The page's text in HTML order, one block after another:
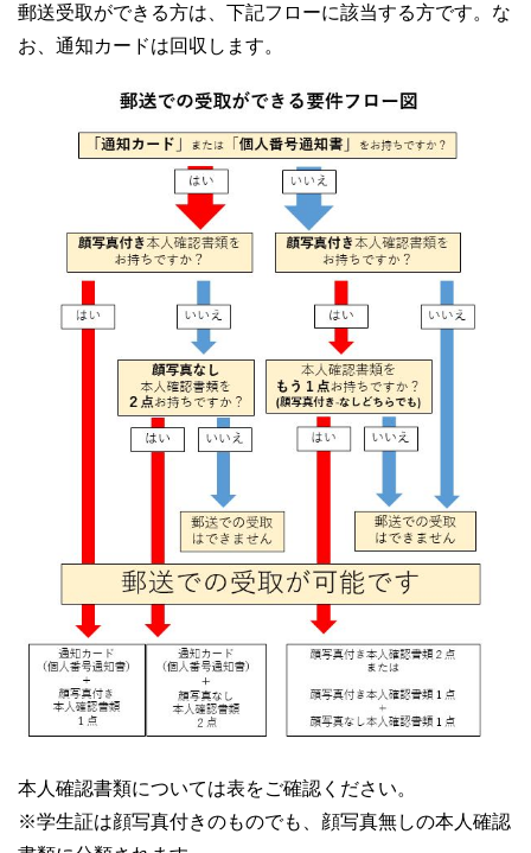
郵送受取ができる方は、下記フローに該当する方です。な
お、通知カードは回収します。
本人確認書類については表をご確認ください。
※学生証は顔写真付きのものでも、顔写真無しの本人確認